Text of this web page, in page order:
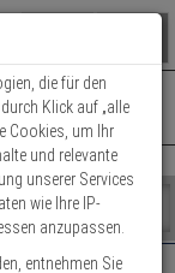
leer.
Fertig
8:00 - 14:00 Uhr
die für den
Klick auf „alle
Cookies, um Ihr
und relevante
unserer Services
wie Ihre IP-
anzupassen.
entnehmen Sie